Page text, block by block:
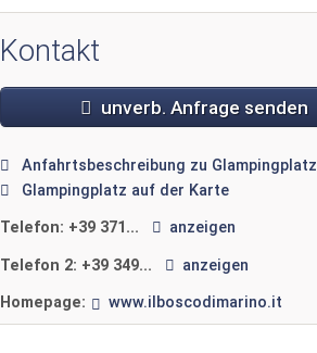
Kontakt
unverb. Anfrage senden
Anfahrtsbeschreibung zu Glampingplatz
Glampingplatz auf der Karte
Telefon: +39 371... anzeigen
Telefon 2: +39 349... anzeigen
Homepage: www.ilboscodimarino.it